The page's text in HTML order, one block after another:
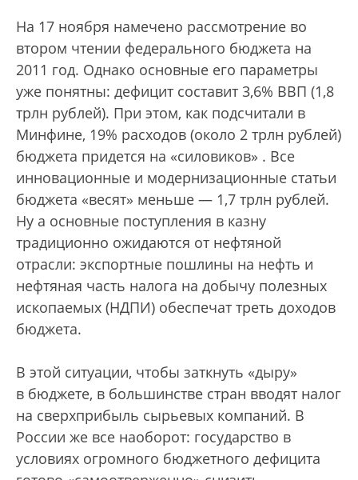
На 17 ноября намечено рассмотрение во
втором чтении федерального бюджета на
2011 год. Однако основные его параметры
уже понятны: дефицит составит 3,6% ВВП (1,8
трлн руб­лей). При этом, как подсчитали в
Минфине, 19% расходов (около 2 трлн рублей)
бюджета придется на «силовиков» . Все
инновационные и модернизационные статьи
бюджета «весят» меньше — 1,7 трлн рублей.
Ну а основные поступления в казну
традиционно ожидаются от нефтяной
отрасли: экспортные пошлины на нефть и
нефтяная часть налога на добычу полезных
ископаемых (НДПИ) обеспечат треть доходов
бюджета.
В этой ситуации, чтобы заткнуть «дыру»
в бюджете, в большинстве стран вводят налог
на сверхприбыль сырьевых компаний. В
России же все наоборот: государство в
условиях огромного бюджетного дефицита